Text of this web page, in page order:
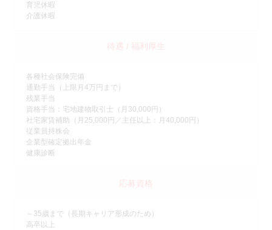
育児休暇
介護休暇
待遇 / 福利厚生
各種社会保険完備
通勤手当（上限月4万円まで）
残業手当
資格手当：宅地建物取引士（月30,000円）
社宅家賃補助（月25,000円／主任以上：月40,000円）
従業員持株会
企業型確定拠出年金
健康診断
応募資格
～35歳まで（長期キャリア形成のため）
高卒以上